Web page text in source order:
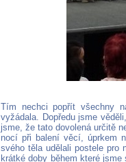
Tím nechci popřít všechny
vyžádala. Dopředu jsme
jsme, že tato dovolená určitě
nocí při balení věcí, úprkem
svého těla udělali postele pro
krátké doby během které